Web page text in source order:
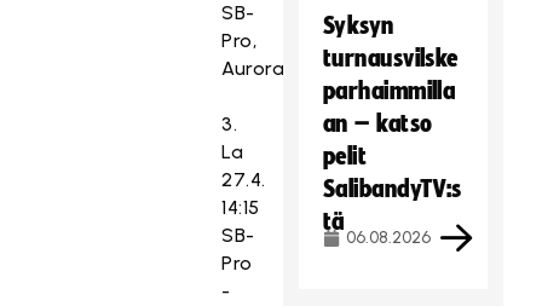
SB-
Pro,
Aurorahalli
3.
La
27.4.
14:15
SB-
Pro
-
Syksyn
turnausvilske
parhaimmilla
an – katso
pelit
SalibandyTV:s
tä
06.08.2026